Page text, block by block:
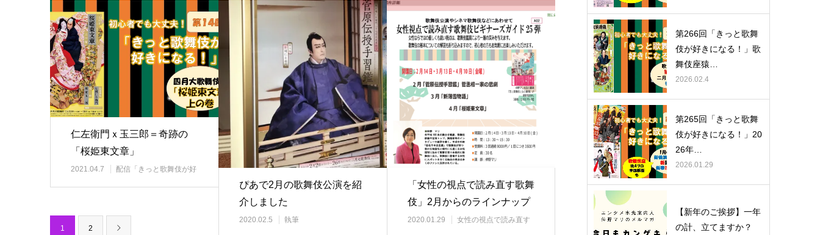
仁左衛門ｘ玉三郎＝奇跡の
「桜姫東文章」
2021.04.7
配信「きっと歌舞伎が好
ぴあで2月の歌舞伎公演を紹
介しました
2020.02.5 執筆
「女性の視点で読み直す歌舞
伎」2月からのラインナップ
2020.01.29
女性の視点で読み直す
1 2
第266回「きっと歌舞
伎が好きになる！」歌
舞伎座猿…
2026.02.4
第265回「きっと歌舞
伎が好きになる！」20
26年…
2026.01.29
【新年のご挨拶】一年
の計、立てますか？